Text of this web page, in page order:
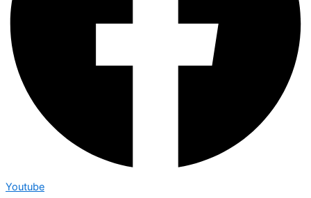
Youtube